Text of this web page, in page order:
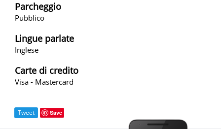
Parcheggio
Pubblico
Lingue parlate
Inglese
Carte di credito
Visa - Mastercard
Tweet Save